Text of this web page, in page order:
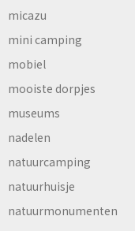
micazu
mini camping
mobiel
mooiste dorpjes
museums
nadelen
natuurcamping
natuurhuisje
natuurmonumenten